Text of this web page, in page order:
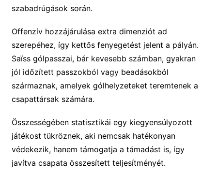
szabadrúgások során.
Offenzív hozzájárulása extra dimenziót ad
szerepéhez, így kettős fenyegetést jelent a pályán.
Saïss gólpasszai, bár kevesebb számban, gyakran
jól időzített passzokból vagy beadásokból
származnak, amelyek gólhelyzeteket teremtenek a
csapattársak számára.
Összességében statisztikái egy kiegyensúlyozott
játékost tükröznek, aki nemcsak hatékonyan
védekezik, hanem támogatja a támadást is, így
javítva csapata összesített teljesítményét.